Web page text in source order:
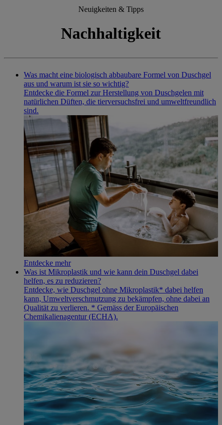
Neuigkeiten & Tipps
Nachhaltigkeit
Was macht eine biologisch abbaubare Formel von Duschgel
aus und warum ist sie so wichtig?
Entdecke die Formel zur Herstellung von Duschgelen mit
natürlichen Düften, die tierversuchsfrei und umweltfreundlich
sind.
Entdecke mehr
Was ist Mikroplastik und wie kann dein Duschgel dabei
helfen, es zu reduzieren?
Entdecke, wie Duschgel ohne Mikroplastik* dabei helfen
kann, Umweltverschmutzung zu bekämpfen, ohne dabei an
Qualität zu verlieren. * Gemäss der Europäischen
Chemikalienagentur (ECHA).